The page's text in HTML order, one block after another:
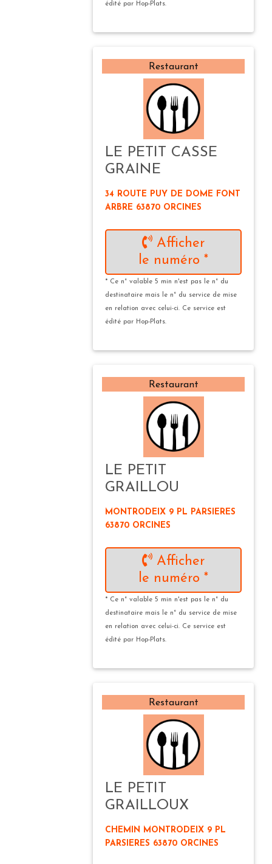
édité par Hop-Plats.
Restaurant
LE PETIT CASSE
GRAINE
34 ROUTE PUY DE DOME FONT
ARBRE 63870 ORCINES
Afficher
le numéro *
* Ce n° valable 5 min n'est pas le n° du
destinataire mais le n° du service de mise
en relation avec celui-ci. Ce service est
édité par Hop-Plats.
Restaurant
LE PETIT
GRAILLOU
MONTRODEIX 9 PL PARSIERES
63870 ORCINES
Afficher
le numéro *
* Ce n° valable 5 min n'est pas le n° du
destinataire mais le n° du service de mise
en relation avec celui-ci. Ce service est
édité par Hop-Plats.
Restaurant
LE PETIT
GRAILLOUX
CHEMIN MONTRODEIX 9 PL
PARSIERES 63870 ORCINES